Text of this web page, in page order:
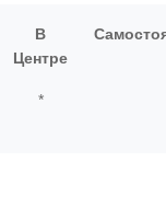
В
Центре
*